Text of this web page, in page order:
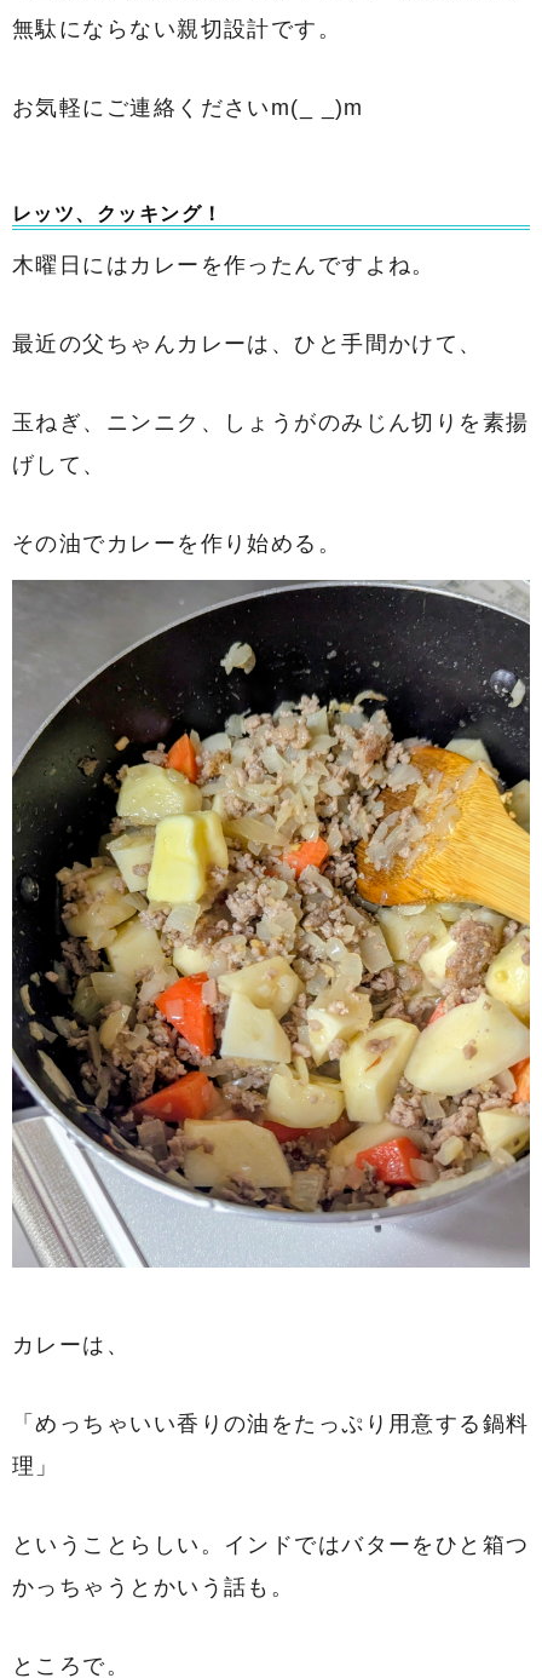
無駄にならない親切設計です。
お気軽にご連絡くださいm(_ _)m
レッツ、クッキング！
木曜日にはカレーを作ったんですよね。
最近の父ちゃんカレーは、ひと手間かけて、
玉ねぎ、ニンニク、しょうがのみじん切りを素揚
げして、
その油でカレーを作り始める。
カレーは、
「めっちゃいい香りの油をたっぷり用意する鍋料
理」
ということらしい。インドではバターをひと箱つ
かっちゃうとかいう話も。
ところで。